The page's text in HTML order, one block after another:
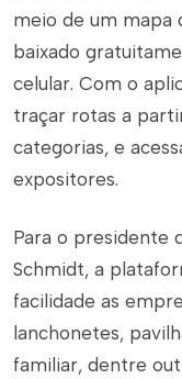
meio de um mapa
baixado
celular. Com o
traçar rotas a
categorias, e
expositores.
Para o presidente
Schmidt, a
facilidade as
lanchonetes,
familiar, dentre